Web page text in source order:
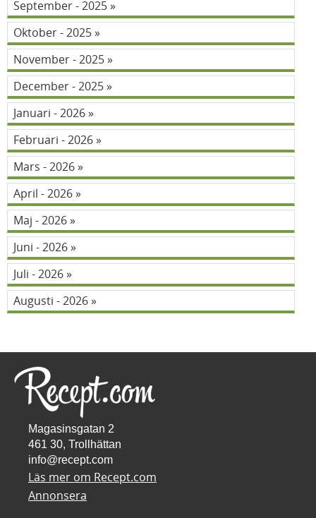
September - 2025
Oktober - 2025
November - 2025
December - 2025
Januari - 2026
Februari - 2026
Mars - 2026
April - 2026
Maj - 2026
Juni - 2026
Juli - 2026
Augusti - 2026
Magasinsgatan 2
461 30, Trollhättan
info@recept.com
Läs mer om Recept.com
Annonsera